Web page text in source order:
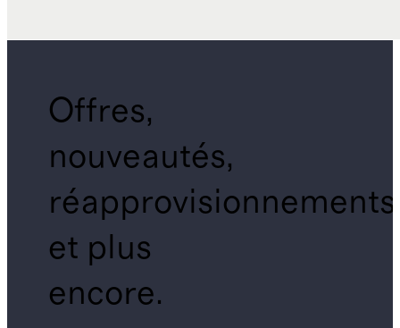
Offres,
nouveautés,
réapprovisionnements
et plus
encore.